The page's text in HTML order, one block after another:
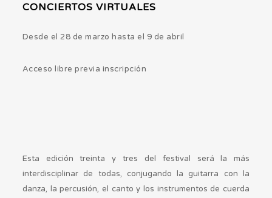
CONCIERTOS VIRTUALES
Desde el 28 de marzo hasta el 9 de abril
Acceso libre previa inscripción
Esta edición treinta y tres del festival será la más
interdisciplinar de todas, conjugando la guitarra con la
danza, la percusión, el canto y los instrumentos de cuerda